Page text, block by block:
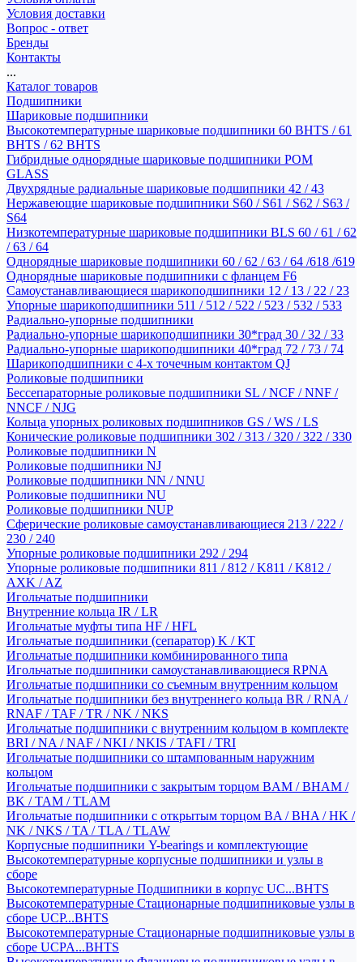
Условия доставки
Вопрос - ответ
Бренды
Контакты
...
Каталог товаров
Подшипники
Шариковые подшипники
Высокотемпературные шариковые подшипники 60 BHTS / 61
BHTS / 62 BHTS
Гибридные однорядные шариковые подшипники POM
GLASS
Двухрядные радиальные шариковые подшипники 42 / 43
Нержавеющие шариковые подшипники S60 / S61 / S62 / S63 /
S64
Низкотемпературные шариковые подшипники BLS 60 / 61 / 62
/ 63 / 64
Однорядные шариковые подшипники 60 / 62 / 63 / 64 /618 /619
Однорядные шариковые подшипники с фланцем F6
Самоустанавливающиеся шарикоподшипники 12 / 13 / 22 / 23
Упорные шарикоподшипники 511 / 512 / 522 / 523 / 532 / 533
Радиально-упорные подшипники
Радиально-упорные шарикоподшипники 30*град 30 / 32 / 33
Радиально-упорные шарикоподшипники 40*град 72 / 73 / 74
Шарикоподшипники с 4-х точечным контактом QJ
Роликовые подшипники
Бессепараторные роликовые подшипники SL / NCF / NNF /
NNCF / NJG
Кольца упорных роликовых подшипников GS / WS / LS
Конические роликовые подшипники 302 / 313 / 320 / 322 / 330
Роликовые подшипники N
Роликовые подшипники NJ
Роликовые подшипники NN / NNU
Роликовые подшипники NU
Роликовые подшипники NUP
Сферические роликовые самоустанавливающиеся 213 / 222 /
230 / 240
Упорные роликовые подшипники 292 / 294
Упорные роликовые подшипники 811 / 812 / K811 / K812 /
AXK / AZ
Игольчатые подшипники
Внутренние кольца IR / LR
Игольчатые муфты типа HF / HFL
Игольчатые подшипники (сепаратор) K / KT
Игольчатые подшипники комбинированного типа
Игольчатые подшипники самоустанавливающиеся RPNA
Игольчатые подшипники со съемным внутренним кольцом
Игольчатые подшипники без внутреннего кольца BR / RNA /
RNAF / TAF / TR / NK / NKS
Игольчатые подшипники с внутренним кольцом в комплекте
BRI / NA / NAF / NKI / NKIS / TAFI / TRI
Игольчатые подшипники со штампованным наружним
кольцом
Игольчатые подшипники с закрытым торцом BAM / BHAM /
BK / TAM / TLAM
Игольчатые подшипники с открытым торцом BA / BHA / HK /
NK / NKS / TA / TLA / TLAW
Корпусные подшипники Y-bearings и комплектующие
Высокотемпературные корпусные подшипники и узлы в
сборе
Высокотемпературные Подшипники в корпус UC...BHTS
Высокотемпературные Стационарные подшипниковые узлы в
сборе UCP...BHTS
Высокотемпературные Стационарные подшипниковые узлы в
сборе UCPA...BHTS